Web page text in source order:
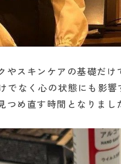
スキンケアの基礎だけ
でなく心の状態にも影響
め直す時間となりまし